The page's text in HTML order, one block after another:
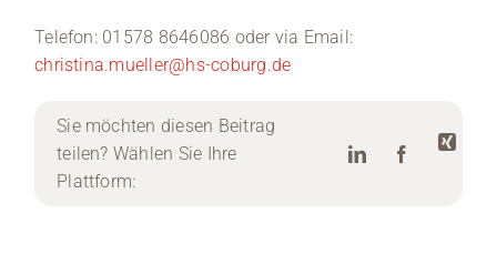
Telefon: 01578 8646086 oder via Email:
christina.mueller@hs-coburg.de
Sie möchten diesen Beitrag
teilen? Wählen Sie Ihre
Plattform: